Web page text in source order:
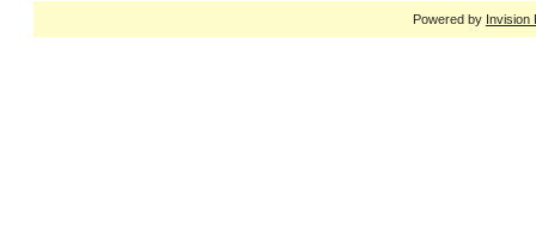
Powered by Invision